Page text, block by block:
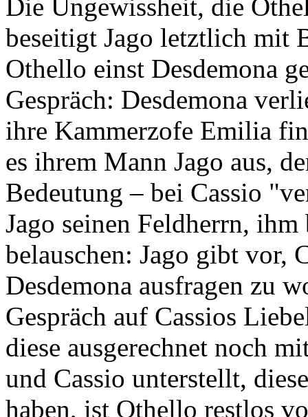
Die Ungewissheit, die
beseitigt Jago letztlich mit
Othello einst Desdemona
Gespräch: Desdemona
ihre Kammerzofe Emilia
es ihrem Mann Jago aus,
Bedeutung – bei Cassio
Jago seinen Feldherrn,
belauschen: Jago gibt vor,
Desdemona ausfragen zu
Gespräch auf Cassios
diese ausgerechnet noch
und Cassio unterstellt,
haben, ist Othello restlos